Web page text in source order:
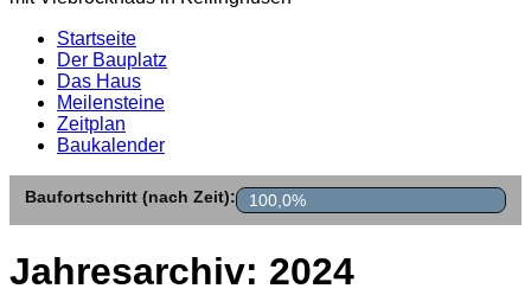
Startseite
Der Bauplatz
Das Haus
Meilensteine
Zeitplan
Baukalender
Baufortschritt (nach Zeit): 100,0%
Jahresarchiv: 2024